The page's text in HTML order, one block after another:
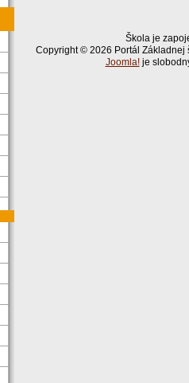
Škola je
Copyright © 2026 Portál Základnej
Joomla!je